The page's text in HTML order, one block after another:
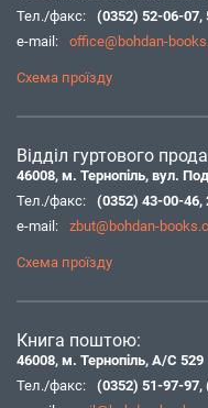
Тел./факс:
(0352) 52-06-07,
e-mail:
office@bohdan-
Схема проїзду
Відділ гуртового
46008, м. Тернопіль, вул.
Тел./факс:
(0352) 43-00-46,
e-mail:
zbut@bohdan-
Схема проїзду
Книга поштою:
46008, м. Тернопіль, А/С 529
Тел./факс:
(0352) 51-97-97,